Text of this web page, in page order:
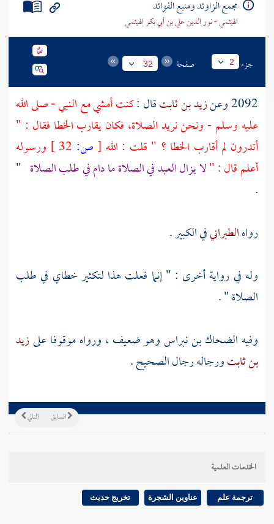
مجمع الزاوئد ومنبع الفوائد
الهيثمي - نور الدين علي بن أبي بكر الهيثمي
جزء 2 صفحة 32
2092 وعن زيد بن ثابتقال :كنت أمشي مع النبي - صلى الله
عليه وسلم - ونحن نريد الصلاة، فكان يقارب الخطا فقال : "
أتدرون لم أقارب الخطا ؟ " قلت : الله [ص:
ورسوله
أعلم قال : "لا يزال العبد في الصلاة ما دام في طلب الصلاة "
.
رواهالطبرانيفي الكبير .
وله في رواية أخرى : " إنما فعلت هذا لتكثير خطاي في طلب
الصلاة " .
وفيه الضحاك بن نبراسوهو ضعيف ، ورواه موقوفا علىزيد
بن ثابتورجاله رجال الصحيح .
التالي السابق
الخدمات العلمية
ترجمة علم عناوين الشجرة تخريج حديث